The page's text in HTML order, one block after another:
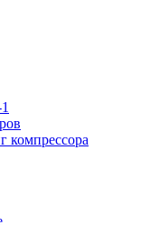
компрессора